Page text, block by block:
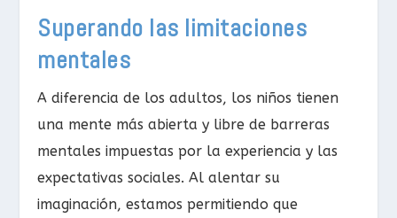
Superando las limitaciones
mentales
A diferencia de los adultos, los niños tienen
una mente más abierta y libre de barreras
mentales impuestas por la experiencia y las
expectativas sociales. Al alentar su
imaginación, estamos permitiendo que